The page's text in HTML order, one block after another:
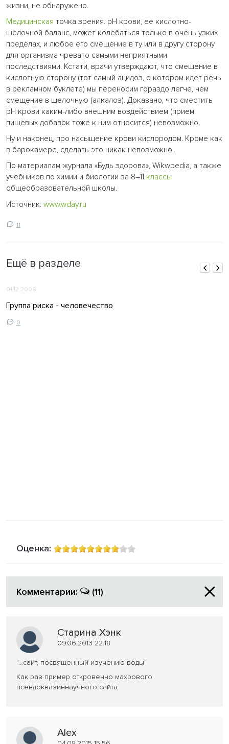
жизни, не обнаружено.
Медицинская точка зрения. pH крови, ее кислотно-
щелочной баланс, может колебаться только в очень узких
пределах, и любое его смещение в ту или в другу сторону
для организма чревато самыми неприятными
последствиями. Кстати, врачи утверждают, что смещение в
кислотную сторону (тот самый ацидоз, о котором идет речь
в рекламном буклете) мы переносим гораздо легче, чем
смещение в щелочную (алкалоз). Доказано, что сместить
pH крови каким-либо внешним воздействием (прием
пищевых добавок тоже к ним относится) невозможно.
Ну и наконец, про насыщение крови кислородом. Кроме как
в барокамере, сделать это никак невозможно.
По материалам журнала «Будь здорова», Wikwpedia, а также
учебников по химии и биологии за 8–11 классы
общеобразовательной школы.
Источник: www.wday.ru
11
Ещё в разделе
01.12.2008
Группа риска - человечество
0
Оценка:
Комментарии: (11)
Старина Хэнк
09.06.2013 22:18
"...сайт, посвященный изучению воды"
Как раз пример откровенно махрового
псевдоквазиннаучного сайта.
Alex